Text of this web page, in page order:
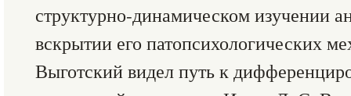
структурно-динамическом изучении
вскрытии его патопсихологических
Выготский видел путь к